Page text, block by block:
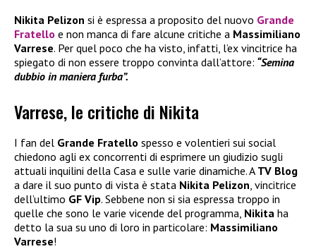
Nikita Pelizon si è espressa a proposito del nuovo Grande
Fratello e non manca di fare alcune critiche a Massimiliano
Varrese. Per quel poco che ha visto, infatti, l’ex vincitrice ha
spiegato di non essere troppo convinta dall’attore: “Semina
dubbio in maniera furba”.
Varrese, le critiche di Nikita
I fan del Grande Fratello spesso e volentieri sui social
chiedono agli ex concorrenti di esprimere un giudizio sugli
attuali inquilini della Casa e sulle varie dinamiche. A TV Blog
a dare il suo punto di vista è stata Nikita Pelizon , vincitrice
dell’ultimo GF Vip. Sebbene non si sia espressa troppo in
quelle che sono le varie vicende del programma, Nikita ha
detto la sua su uno di loro in particolare: Massimiliano
Varrese!